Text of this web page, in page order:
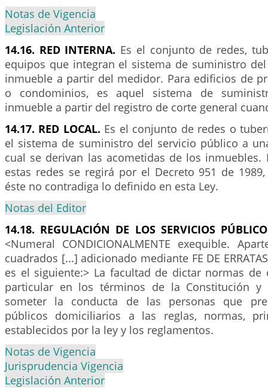
Notas de Vigencia
Legislación Anterior
14.16. RED INTERNA. Es el conjunto de redes,
equipos que integran el sistema de suministro
inmueble a partir del medidor. Para edificios de
o condominios, es aquel sistema de
inmueble a partir del registro de corte general
14.17. RED LOCAL. Es el conjunto de redes o
el sistema de suministro del servicio público a
cual se derivan las acometidas de los inmuebles.
estas redes se regirá por el Decreto 951 de
éste no contradiga lo definido en esta Ley.
Notas del Editor
14.18. REGULACIÓN DE LOS SERVICIOS
<Numeral CONDICIONALMENTE exequible.
cuadrados [...] adicionado mediante FE DE
es el siguiente:> La facultad de dictar normas de
particular en los términos de la Constitución y
someter la conducta de las personas que
públicos domiciliarios a las reglas, normas,
establecidos por la ley y los reglamentos.
Notas de Vigencia
Jurisprudencia Vigencia
Legislación Anterior